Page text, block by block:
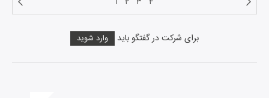
برای شرکت در گفتگو باید وارد شوید